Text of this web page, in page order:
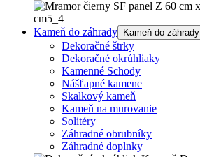
Kameň do záhrady Kameň do záhrady
Dekoračné štrky
Dekoračné okrúhliaky
Kamenné Schody
Nášľapné kamene
Skalkový kameň
Kameň na murovanie
Solitéry
Záhradné obrubníky
Záhradné doplnky